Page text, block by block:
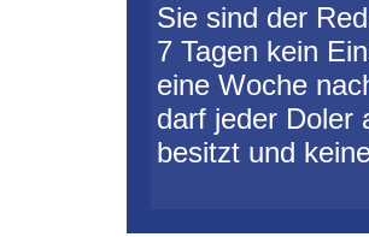
Sie sind der
7 Tagen kein
eine Woche
darf jeder Doler
besitzt und